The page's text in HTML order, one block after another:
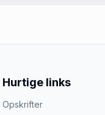
Hurtige links
Opskrifter